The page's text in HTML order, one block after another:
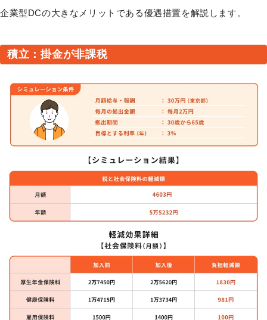
企業型DCの大きなメリットである優遇措置を解説します。
積立：掛金が非課税